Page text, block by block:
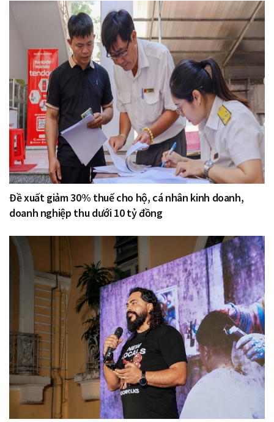
Đề xuất giảm 30% thuế cho hộ, cá nhân kinh doanh,
doanh nghiệp thu dưới 10 tỷ đồng